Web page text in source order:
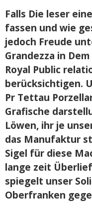
Falls Die leser
fassen und wie
jedoch Freude
Grandezza in
Royal Public
berücksichtigen.
Pr Tettau
Grafische
Löwen, ihr je
das Manufaktur
Sigel für diese
lange zeit
spiegelt unser
Oberfranken